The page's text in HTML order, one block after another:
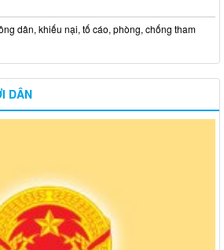
dân, khiếu nại, tố cáo, phòng, chống tham
DÂN